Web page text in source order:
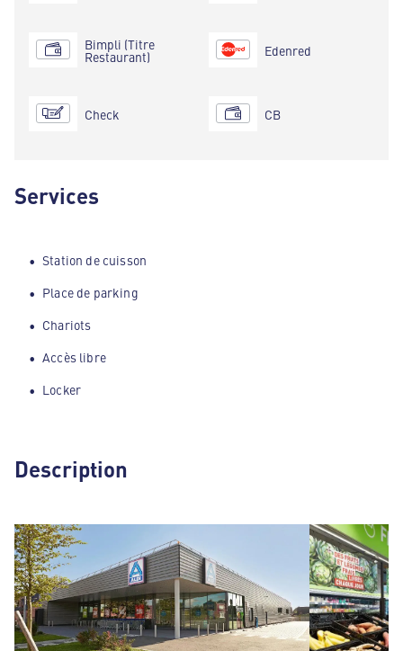
Bimpli (Titre
Restaurant)
Check
Edenred
CB
Services
Station de cuisson
Place de parking
Chariots
Accès libre
Locker
Description